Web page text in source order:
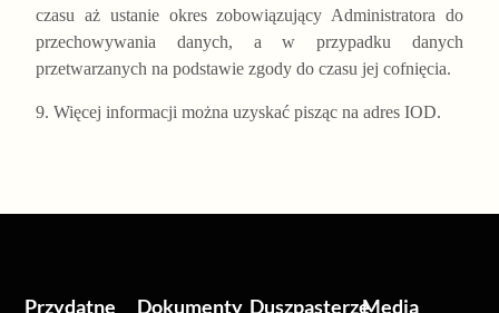
czasu aż ustanie okres zobowiązujący Administratora do
przechowywania danych, a w przypadku danych
przetwarzanych na podstawie zgody do czasu jej cofnięcia.
9. Więcej informacji można uzyskać pisząc na adres IOD.
Przydatne Dokumenty DuszpasterzeMedia